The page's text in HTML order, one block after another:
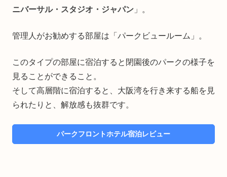
ニバーサル・スタジオ・ジャパン 」。
管理人がお勧めする部屋は「パークビュールーム」。
このタイプの部屋に宿泊すると閉園後のパークの様子を
見ることができること。
そして高層階に宿泊すると、大阪湾を行き来する船を見
られたりと、解放感も抜群です。
パークフロントホテル宿泊レビュー